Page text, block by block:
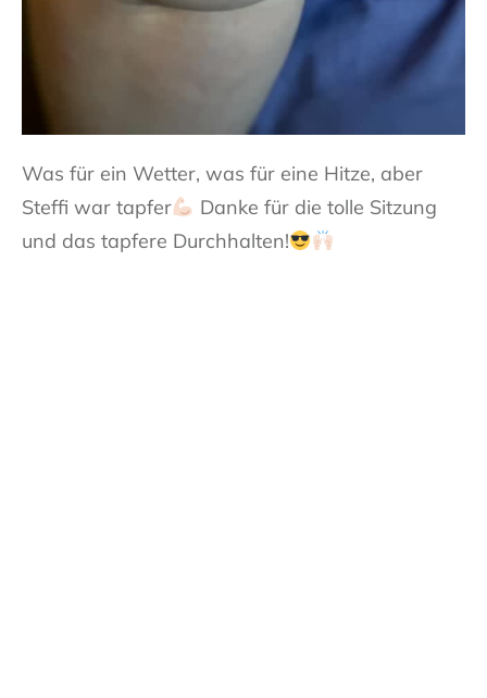
Was für ein Wetter, was für eine Hitze, aber
Steffi war tapfer
Danke für die tolle Sitzung
und das tapfere Durchhalten!